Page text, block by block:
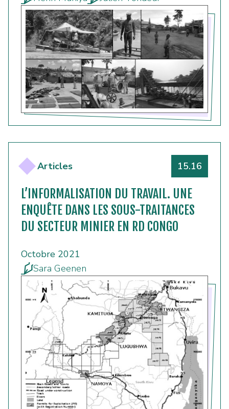
Articles Numéro
15.16
L’INFORMALISATION DU TRAVAIL. UNE
ENQUÊTE DANS LES SOUS-TRAITANCES
DU SECTEUR MINIER EN RD CONGO
Octobre 2021
Sara Geenen